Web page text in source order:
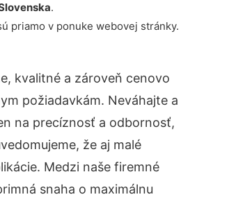
.
priamo v ponuke webovej stránky.
kvalitné a zároveň cenovo
požiadavkám. Neváhajte a
na precíznosť a odbornosť,
že aj malé
Medzi naše firemné
snaha o maximálnu